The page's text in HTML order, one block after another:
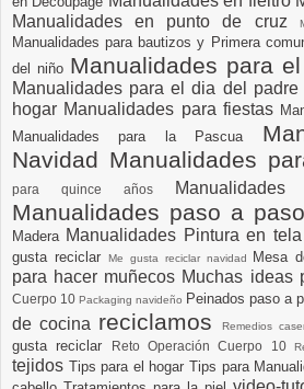
Manualidades en punto de cruz
Manualidades para bautizos y Primera
del niño Manualidades para
Manualidades para el dia del padre
hogar Manualidades para fiestas
Manualidades para la Pascua
Navidad Manualidades
para quince años
Manualidades paso a paso
Madera Manualidades Pintura en tela
gusta reciclar
Me gusta reciclar navidad Mesa
para hacer muñecos Muchas ideas
Cuerpo 10 Packaging navideño Peinados paso a
de cocina reciclamosRemedios
gusta reciclar
Reto Operación Cuerpo 10
tejidos Tips para el hogarTips para